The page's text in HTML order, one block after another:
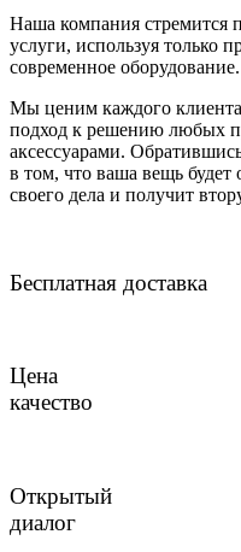
Наша компания стремится
услуги, используя только
современное оборудование.
Мы ценим каждого
подход к решению любых
аксессуарами.
в том, что ваша вещь будет
своего дела и получит
Бесплатная доставка
Цена
качество
Открытый
диалог